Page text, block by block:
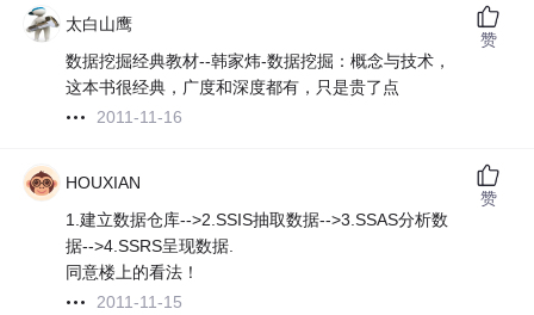
太白山鹰
数据挖掘经典教材--韩家炜-数据挖掘：概念与技术，
这本书很经典，广度和深度都有，只是贵了点
2011-11-16
赞
HOUXIAN
1.建立数据仓库-->2.SSIS抽取数据-->3.SSAS分析数
据-->4.SSRS呈现数据.
同意楼上的看法！
2011-11-15
赞